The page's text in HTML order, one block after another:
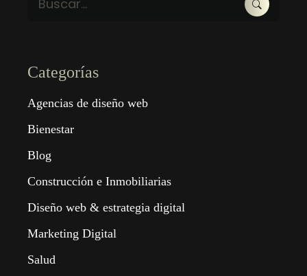
Categorías
Agencias de diseño web
Bienestar
Blog
Construcción e Inmobiliarias
Diseño web & estrategia digital
Marketing Digital
Salud